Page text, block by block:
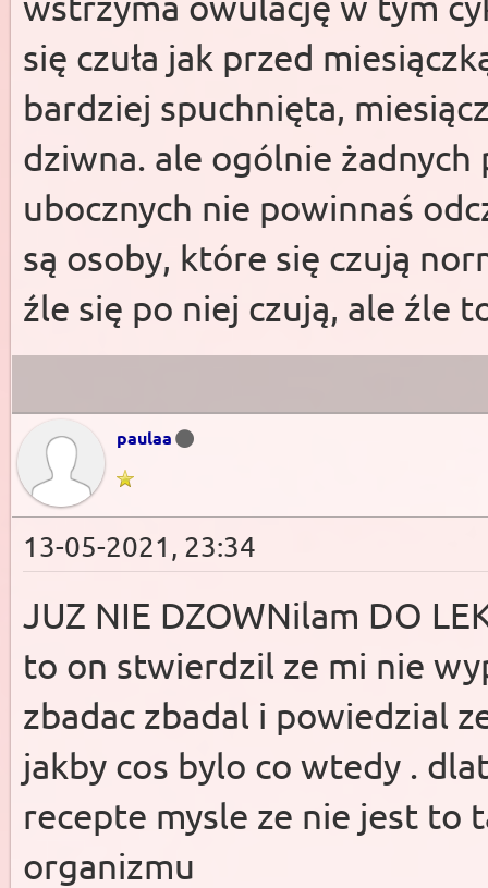
się czuła jak przed
bardziej spuchnięta,
dziwna. ale ogólnie
ubocznych nie powinnaś
są osoby, które się czują
źle się po niej czują, ale źle
paulaa
13-05-2021, 23:34
JUZ NIE DZOWNilam DO
to on stwierdzil ze mi nie
zbadac zbadal i powiedzial
jakby cos bylo co wtedy .
recepte mysle ze nie jest to
organizmu